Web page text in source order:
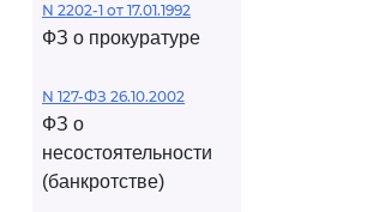
N 2202-1 от 17.01.1992
ФЗ о прокуратуре
N 127-ФЗ 26.10.2002
ФЗ о
несостоятельности
(банкротстве)